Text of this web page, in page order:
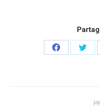
Partager